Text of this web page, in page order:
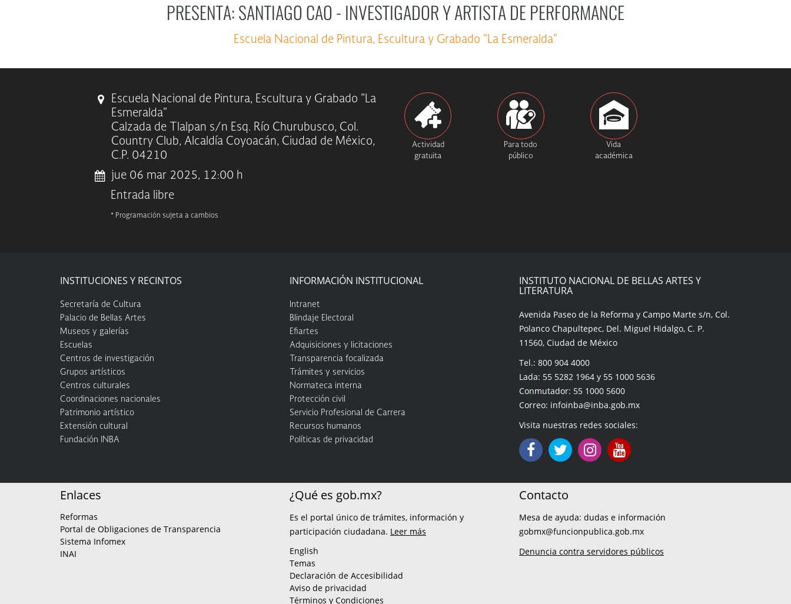
PRESENTA: SANTIAGO CAO - INVESTIGADOR Y ARTISTA DE PERFORMANCE
Escuela Nacional de Pintura, Escultura y Grabado "La Esmeralda"
Escuela Nacional de Pintura, Escultura y Grabado "La
Esmeralda"
Calzada de Tlalpan s/n Esq. Río Churubusco, Col.
Country Club, Alcaldía Coyoacán, Ciudad de México,
C.P. 04210
jue 06 mar 2025, 12:00 h
Entrada libre
* Programación sujeta a cambios
Actividad
gratuita
Para todo
público
Vida
académica
INSTITUCIONES Y RECINTOS
Secretaría de Cultura
Palacio de Bellas Artes
Museos y galerías
Escuelas
Centros de investigación
Grupos artísticos
Centros culturales
Coordinaciones nacionales
Patrimonio artístico
Extensión cultural
Fundación INBA
INFORMACIÓN INSTITUCIONAL
Intranet
Blindaje Electoral
Efiartes
Adquisiciones y licitaciones
Transparencia focalizada
Trámites y servicios
Normateca interna
Protección civil
Servicio Profesional de Carrera
Recursos humanos
Políticas de privacidad
INSTITUTO NACIONAL DE BELLAS ARTES Y
LITERATURA
Avenida Paseo de la Reforma y Campo Marte s/n, Col.
Polanco Chapultepec, Del. Miguel Hidalgo, C. P.
11560, Ciudad de México
Tel.: 800 904 4000
Lada: 55 5282 1964 y 55 1000 5636
Conmutador: 55 1000 5600
Correo: infoinba@inba.gob.mx
Visita nuestras redes sociales:
Enlaces
Reformas
Portal de Obligaciones de Transparencia
Sistema Infomex
INAI
¿Qué es gob.mx?
Es el portal único de trámites, información y
participación ciudadana. Leer más
English
Temas
Declaración de Accesibilidad
Aviso de privacidad
Términos y Condiciones
Contacto
Mesa de ayuda: dudas e información
gobmx@funcionpublica.gob.mx
Denuncia contra servidores públicos